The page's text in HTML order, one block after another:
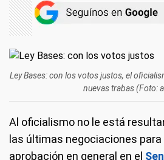
Ley Bases: con los votos justos, el
nuevas trabas (Foto:
Al oficialismo no le está
las últimas negociaciones
aprobación en general en el